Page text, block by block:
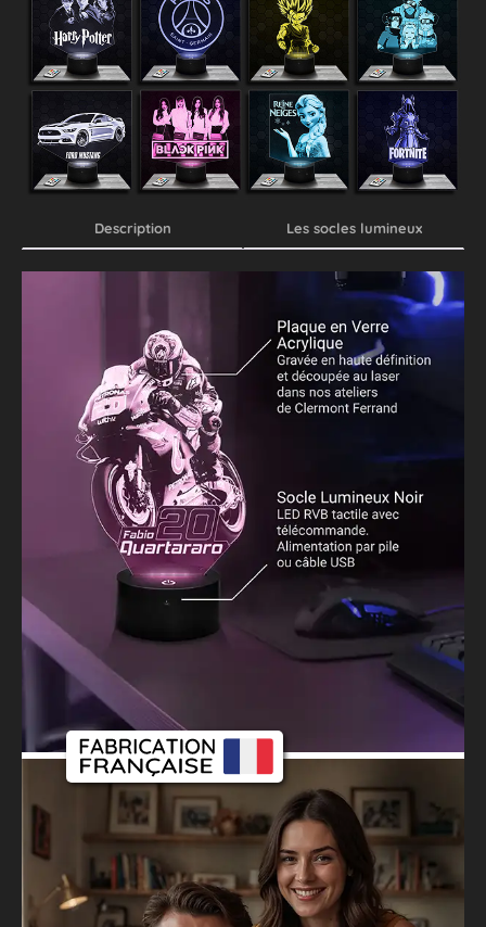
Description Les socles lumineux